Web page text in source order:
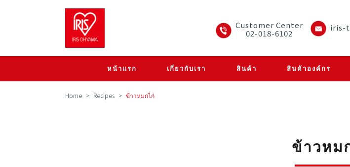
Customer Center
02-018-6102
iris-
หน้าแรก เกี่ยวกับเรา สินค้า สินค้าองค์กร
Home Recipes ข้าวหมกไก่
ข้าวหม